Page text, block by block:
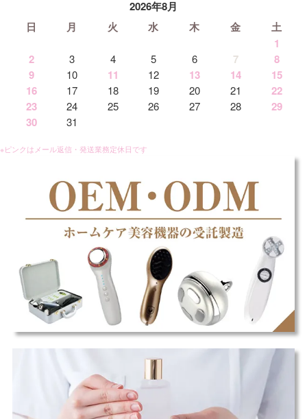
2026年8月
日
月 火 水 木 金
土
1
2
3 4 5 6 7
8
9
10 11 12 13 14
15
16
17 18 19 20 21
22
23
24 25 26 27 28
29
30
31